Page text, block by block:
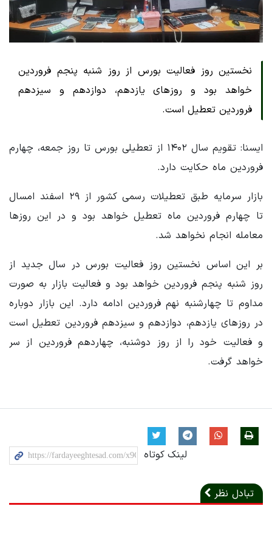
نخستین روز فعالیت بورس از روز شنبه پنجم فروردین
خواهد بود و روزهای یازدهم، دوازدهم و سیزدهم
فروردین تعطیل است.
ایسنا: تقویم سال ۱۴۰۲ از تعطیلی بورس تا روز جمعه، چهارم
فروردین ماه حکایت دارد.
بازار سرمایه طبق تعطیلات رسمی کشور از ۲۹ اسفند امسال
تا چهارم فروردین ماه تعطیل خواهد بود و در این روزها
معامله انجام نخواهد شد.
بر این اساس نخستین روز فعالیت بورس در سال جدید از
روز شنبه پنجم فروردین خواهد بود و فعالیت بازار به صورت
مداوم تا چهارشنبه نهم فروردین ادامه دارد. این بازار دوباره
در روزهای یازدهم، دوازدهم و سیزدهم فروردین تعطیل است
و فعالیت خود را از روز دوشنبه، چهاردهم فروردین از سر
خواهد گرفت.
لینک کوتاه
تبادل نظر